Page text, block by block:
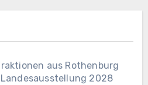
aus Rothenburg
2028